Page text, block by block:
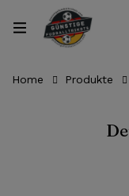
Home Produkte